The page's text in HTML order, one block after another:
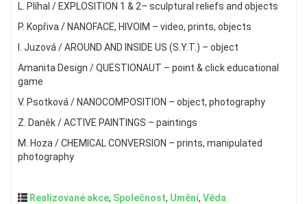
L. Plíhal / EXPLOSITION 1 & 2– sculptural reliefs and objects
P. Kopřiva / NANOFACE, HIVOIM – video, prints, objects
I. Juzová / AROUND AND INSIDE US (S.Y.T.) – object
Amanita Design / QUESTIONAUT – point & click educational
game
V. Psotková / NANOCOMPOSITION – object, photography
Z. Daněk / ACTIVE PAINTINGS – paintings
M. Hoza / CHEMICAL CONVERSION – prints, manipulated
photography
Realizované akce, Společnost, Umění, Věda